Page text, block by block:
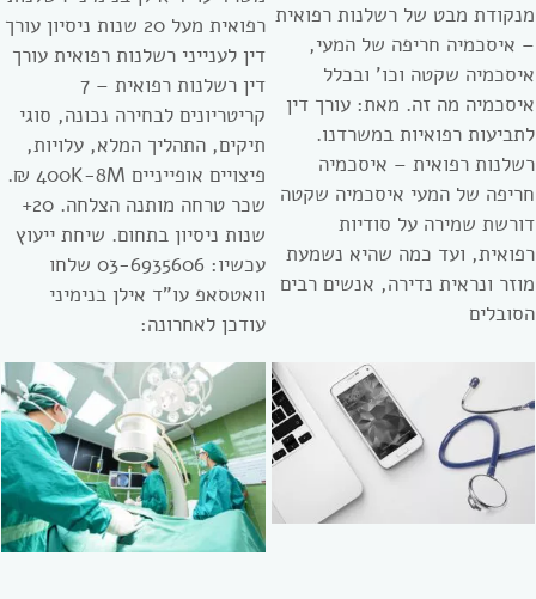
מנקודת מבט של רשלנות רפואית
– איסכמיה חריפה של המעי,
איסכמיה שקטה וכו’ ובכלל
איסכמיה מה זה. מאת: עורך דין
לתביעות רפואיות במשרדנו.
רשלנות רפואית – איסכמיה
חריפה של המעי איסכמיה שקטה
דורשת שמירה על סודיות
רפואית, ועד כמה שהיא נשמעת
מוזר ונראית נדירה, אנשים רבים
הסובלים
רפואית מעל 20 שנות ניסיון עורך
דין לענייני רשלנות רפואית עורך
דין רשלנות רפואית – 7
קריטריונים לבחירה נכונה, סוגי
תיקים, התהליך המלא, עלויות,
פיצויים אופייניים 400K-8M ₪.
שכר טרחה מותנה הצלחה. 20+
שנות ניסיון בתחום. שיחת ייעוץ
עכשיו: 03-6935606 שלחו
וואטסאפ עו”ד אילן בנימיני
עודכן לאחרונה: